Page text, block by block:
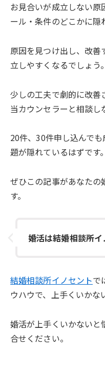
お見合いが成立しない原
ール・条件のどこかに隠
原因を見つけ出し、改
立しやすくなるでしょう。
少しの工夫で劇的に改善
当カウンセラーと相談し
20件、30件申し込んで
題が隠れているはずです。
ぜひこの記事があなたの
す。
婚活は結婚相談所イ
結婚相談所イノセントで
ウハウで、上手くいかな
婚活が上手くいかないと
合せください。